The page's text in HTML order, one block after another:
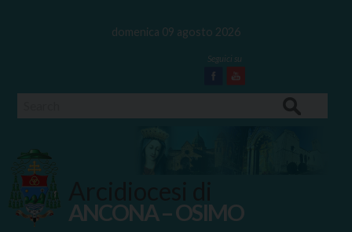
domenica 09 agosto 2026
Facebook
Youtube
ANCONA – OSIMO